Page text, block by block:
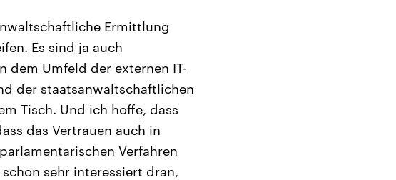
Ermittlung
Es sind ja auch
dem Umfeld der externen IT-
der staatsanwaltschaftlichen
Tisch. Und ich hoffe, dass
das Vertrauen auch in
Verfahren
sehr interessiert dran,